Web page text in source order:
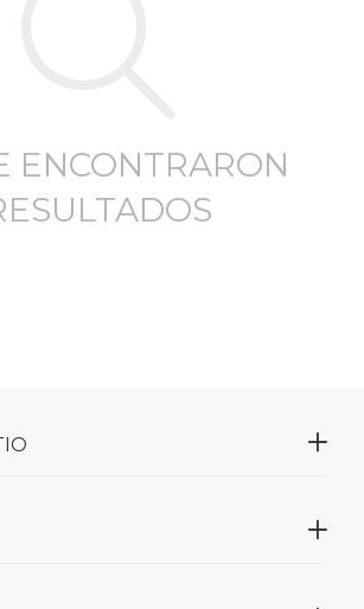
ENCONTRARON